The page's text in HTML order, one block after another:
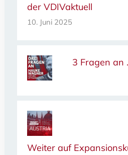
der VDIVaktuell
10. Juni 2025
3 Fragen an
Weiter auf